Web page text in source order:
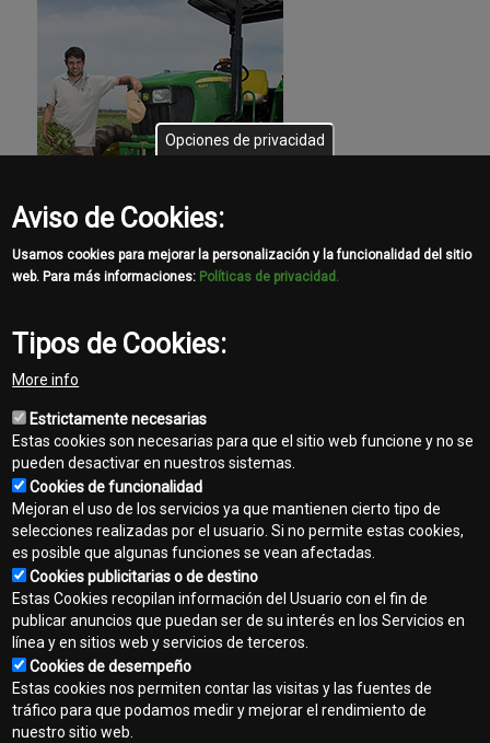
Footer
menu
Contacto
Mapa del sitio
Normas de privacidad
Aviso legal
Opciones de privacidad
Aviso de Cookies:
Usamos cookies para mejorar la personalización y la funcionalidad del sitio
web. Para más informaciones: Políticas de privacidad.
Tipos de Cookies:
More info
Estrictamente necesarias
Estas cookies son necesarias para que el sitio web funcione y no se
pueden desactivar en nuestros sistemas.
Cookies de funcionalidad
Mejoran el uso de los servicios ya que mantienen cierto tipo de
selecciones realizadas por el usuario. Si no permite estas cookies,
es posible que algunas funciones se vean afectadas.
Cookies publicitarias o de destino
Estas Cookies recopilan información del Usuario con el fin de
publicar anuncios que puedan ser de su interés en los Servicios en
línea y en sitios web y servicios de terceros.
Cookies de desempeño
Estas cookies nos permiten contar las visitas y las fuentes de
tráfico para que podamos medir y mejorar el rendimiento de
nuestro sitio web.